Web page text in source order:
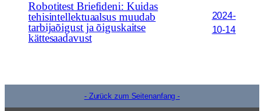
Robotitest Briefideni: Kuidas
tehisintellektuaalsus muudab
tarbijaõigust ja õiguskaitse
kättesaadavust
2024-
10-14
- Zurück zum Seitenanfang -